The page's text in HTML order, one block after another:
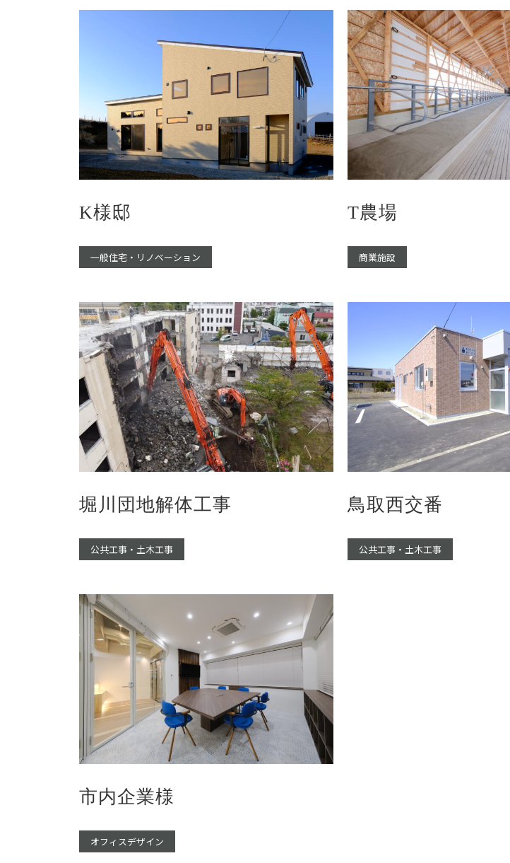
K様邸
一般住宅・リノベーション
T農場
商業施設
堀川団地解体工事
公共工事・土木工事
鳥取西交番
公共工事・土木工事
市内企業様
オフィスデザイン